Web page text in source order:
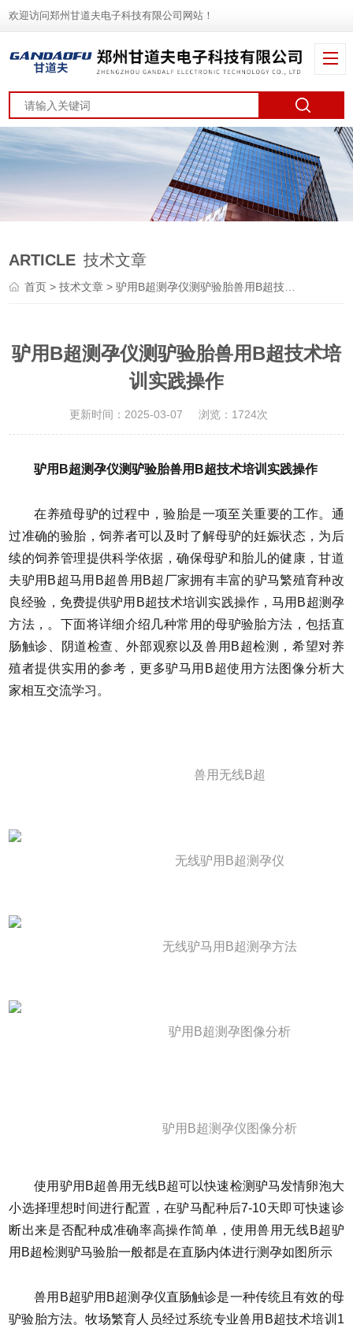
欢迎访问郑州甘道夫电子科技有限公司网站！
ARTICLE 技术文章
首页 >技术文章 > 驴用B超测孕仪测驴验胎兽用B超技术培训实践操作
驴用B超测孕仪测驴验胎兽用B超技术培
训实践操作
更新时间：2025-03-07 浏览：1724次
驴用B超测孕仪测驴验胎兽用B超技术培训实践操作
在养殖母驴的过程中，验胎是一项至关重要的工作。通
过准确的验胎，饲养者可以及时了解母驴的妊娠状态，为后
续的饲养管理提供科学依据，确保母驴和胎儿的健康，甘道
夫驴用B超马用B超兽用B超厂家拥有丰富的驴马繁殖育种改
良经验，免费提供驴用B超技术培训实践操作，马用B超测孕
方法，。下面将详细介绍几种常用的母驴验胎方法，包括直
肠触诊、阴道检查、外部观察以及兽用B超检测，希望对养
殖者提供实用的参考，更多驴马用B超使用方法图像分析大
家相互交流学习。
兽用无线B超
无线驴用B超测孕仪
无线驴马用B超测孕方法
驴用B超测孕图像分析
驴用B超测孕仪图像分析
使用驴用B超兽用无线B超可以快速检测驴马发情卵泡大
小选择理想时间进行配置，在驴马配种后7-10天即可快速诊
断出来是否配种成准确率高操作简单，使用兽用无线B超驴
用B超检测驴马验胎一般都是在直肠内体进行测孕如图所示
兽用B超驴用B超测孕仪直肠触诊是一种传统且有效的母
驴验胎方法。牧场繁育人员经过系统专业兽用B超技术培训1